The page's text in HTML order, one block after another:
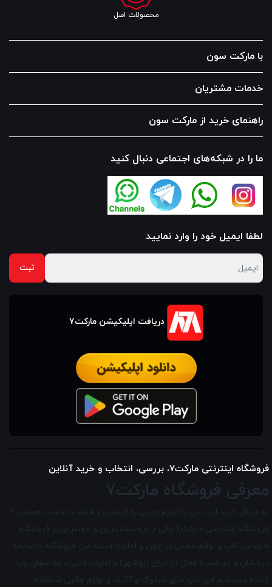
محصولات اصل
با مارکت سون
خدمات مشتریان
راهنمای خرید از مارکت سون
ما را در شبکه‌های اجتماعی دنبال کنید
لطفا ایمیل خود را وارد نمایید
دریافت اپلیکیشن مارکت7
فروشگاه اینترنتی مارکت7، بررسی، انتخاب و خرید آنلاین
معرفی فروشگاه مارکت7
به دنبال خرید لپ تاپ یا لوازم جانبی با کیفیت و قیمت مناسب هستید؟
فروشگاه اینترنتی مارکت7 یکی از برجسته ترین و معتبرترین فروشگاه
های لپ تاپ و لوازم جانبی در ایران و امارات است. این فروشگاه با سابقه
درخشان و دو شعبه فعال در ایران (بوشهر) و امارات (دبی)، به عنوان وارد
کننده مستقیم لپ تاپ های استوک و آکبند و لوازم جانبی شناخته